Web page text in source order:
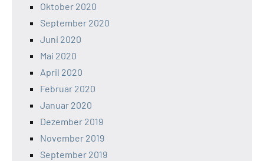
Oktober 2020
September 2020
Juni 2020
Mai 2020
April 2020
Februar 2020
Januar 2020
Dezember 2019
November 2019
September 2019